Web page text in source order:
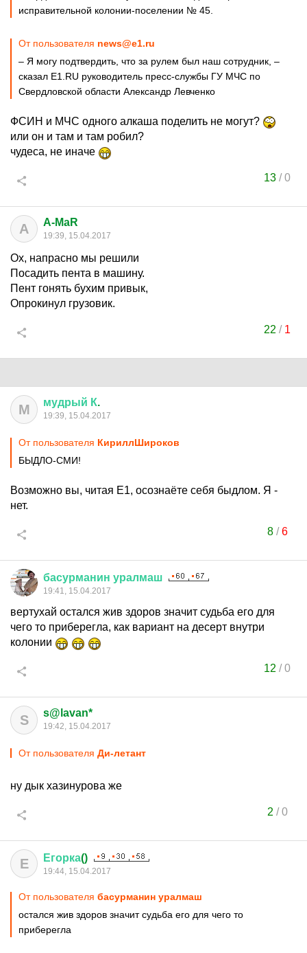
исправительной колонии-поселении № 45.
От пользователя news@e1.ru
– Я могу подтвердить, что за рулем был наш сотрудник, –
сказал E1.RU руководитель пресс-службы ГУ МЧС по
Свердловской области Александр Левченко
ФСИН и МЧС одного алкаша поделить не могут?
или он и там и там робил?
чудеса, не иначе
13 /0
A A-MaR
19:39, 15.04.2017
Ох, напрасно мы решили
Посадить пента в машину.
Пент гонять бухим привык,
Опрокинул грузовик.
22 / 1
М мудрый К.
19:39, 15.04.2017
От пользователя КириллШироков
БЫДЛО-СМИ!
Возможно вы, читая Е1, осознаёте себя быдлом. Я -
нет.
8/6
басурманин уралмаш
19:41, 15.04.2017
вертухай остался жив здоров значит судьба его для
чего то приберегла, как вариант на десерт внутри
колонии
12 /0
S s@lavan*
19:42, 15.04.2017
От пользователя Ди-летант
ну дык хазинурова же
2 /0
Е Егорка()
19:44, 15.04.2017
От пользователя басурманин уралмаш
остался жив здоров значит судьба его для чего то
приберегла